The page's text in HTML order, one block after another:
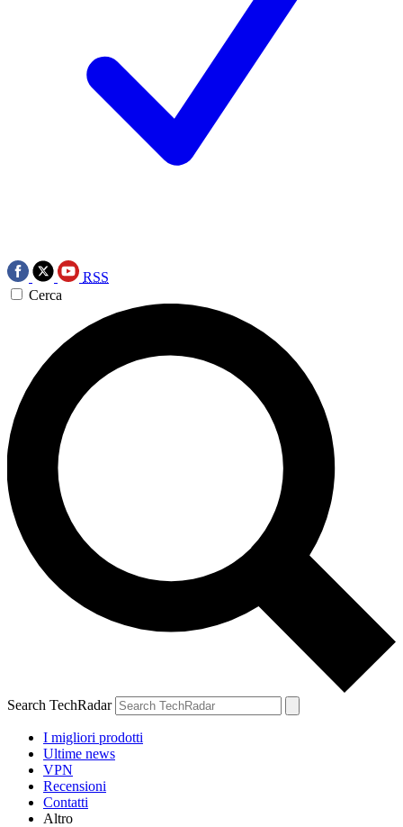
RSS
Cerca
Search TechRadar
I migliori prodotti
Ultime news
VPN
Recensioni
Contatti
Altro